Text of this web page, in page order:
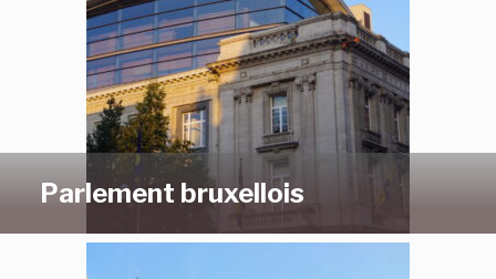
Parlement bruxellois